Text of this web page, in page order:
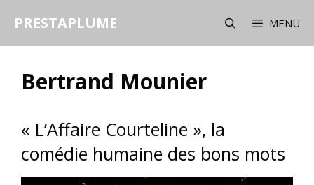
PRESTAPLUME MENU
Bertrand Mounier
« L’Affaire Courteline », la
comédie humaine des bons mots